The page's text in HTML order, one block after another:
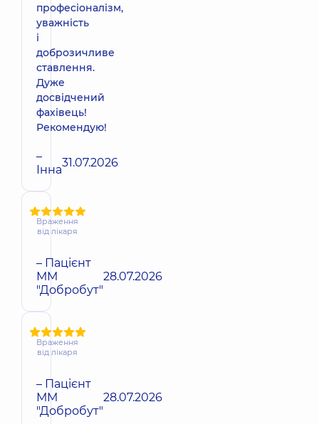
професіоналізм,
уважність
і
доброзичливе
ставлення.
Дуже
досвідчений
фахівець!
Рекомендую!
–
Інна31.07.2026
Враження
від лікаря
– Пацієнт
ММ
"Добробут"
28.07.2026
Враження
від лікаря
– Пацієнт
ММ
"Добробут"
28.07.2026